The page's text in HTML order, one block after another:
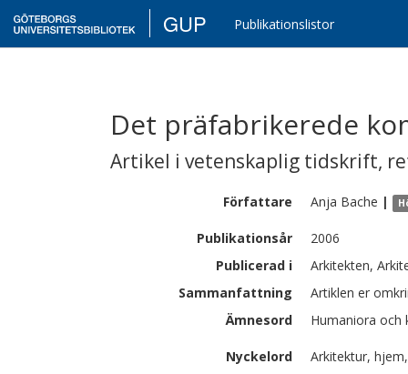
GUP Publikationslistor
Det präfabrikerede
Artikel i vetenskaplig tidskrift,
Författare Anja Bache |
Publikationsår
2006
Publicerad i
Arkitekten,
Sammanfattning
Artiklen er
Ämnesord
Humaniora
Nyckelord
Arkitektur,